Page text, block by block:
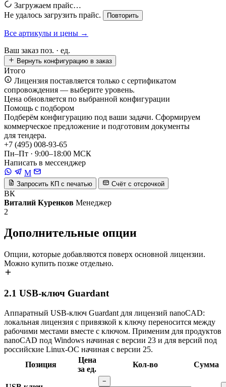
Загружаем прайс…
Не удалось загрузить прайс.
Повторить
Все артикулы и цены →
Ваш заказ поз. · ед.
Вернуть конфигурацию в заказ
Итого
Лицензия поставляется только с сертификатом
сопровождения — выберите уровень.
Цена обновляется по выбранной конфигурации
Помощь с подбором
Подберём конфигурацию под ваши задачи. Сформируем
коммерческое предложение и подготовим документы
для тендера.
+7 (495) 008-93-65
Пн–Пт · 9:00–18:00 МСК
Написать в мессенджер
M
Запросить КП с печатью Счёт с отсрочкой
ВК
Виталий Куренков Менеджер
2
Дополнительные опции
Опции, которые добавляются поверх основной лицензии.
Можно купить позже отдельно.
2.1 USB-ключ Guardant
Аппаратный USB-ключ Guardant для лицензий nanoCAD:
локальная лицензия с привязкой к ключу переносится между
рабочими местами вместе с ключом. Применим для продуктов
nanoCAD под Windows начиная с версии 23 и для версий под
российские Linux-ОС начиная с версии 25.
Позиция
Цена
за ед.
Кол-во Сумма
−